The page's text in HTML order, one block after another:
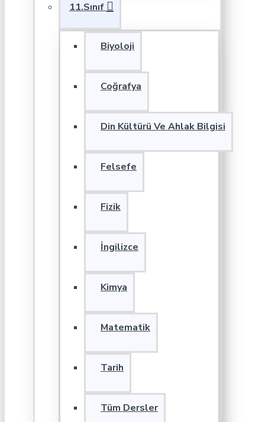
11.Sınıf
Biyoloji
Coğrafya
Din Kültürü Ve Ahlak Bilgisi
Felsefe
Fizik
İngilizce
Kimya
Matematik
Tarih
Tüm Dersler